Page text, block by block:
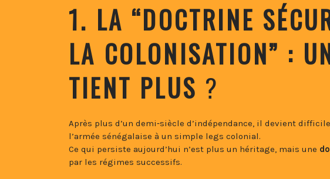
1. LA “DOCTRINE
LA COLONISATION” :
TIENT PLUS ?
Après plus d’un demi‑siècle d’indépendance, il devient
l’armée sénégalaise à un simple legs colonial.
Ce qui persiste aujourd’hui n’est plus un héritage, mais une
par les régimes successifs.